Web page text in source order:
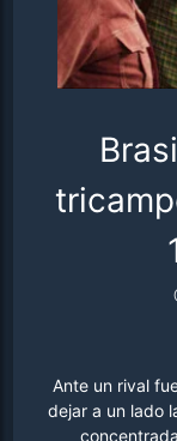
Ante un rival
dejar a un lado